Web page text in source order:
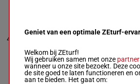
4
Gernreich Mme
58.5 kg
9p (25) 11p 6p
5p 3p 2p 2p
58.5
9p (25)
Geniet van een optimale ZEturf-
Welkom bij ZEturf!
Wij gebruiken samen met onze
wanneer u onze site bezoekt. Deze
de site goed te laten functioneren en
aan te bieden. Het gaat om: